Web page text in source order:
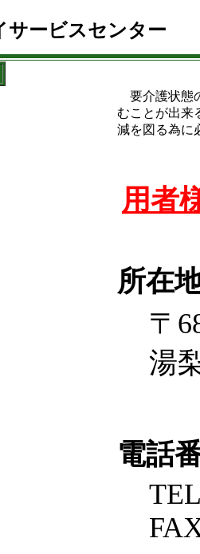
サービスセンター
要介護状態
むことが出来
減を図る為に
用者
所在
〒
湯
電話